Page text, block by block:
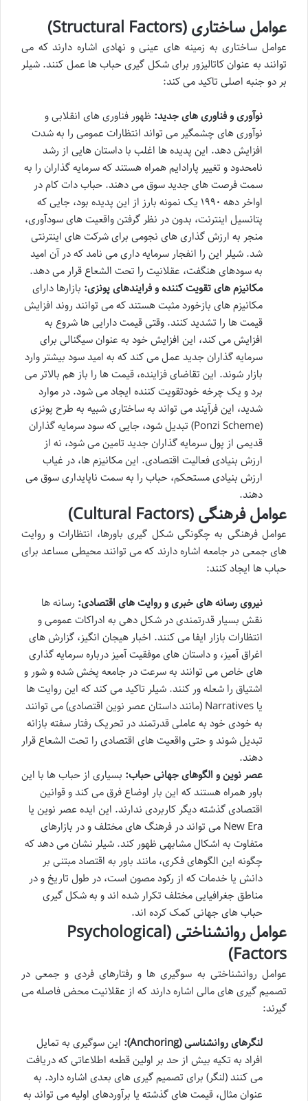
عوامل ساختاری (Structural Factors)
عوامل ساختاری به زمینه های عینی و نهادی اشاره دارند که می
توانند به عنوان کاتالیزور برای شکل گیری حباب ها عمل کنند. شیلر
بر دو جنبه اصلی تاکید می کند:
نوآوری و فناوری های جدید: ظهور فناوری های انقلابی و
نوآوری های چشمگیر می تواند انتظارات عمومی را به شدت
افزایش دهد. این پدیده ها اغلب با داستان هایی از رشد
نامحدود و تغییر پارادایم همراه هستند که سرمایه گذاران را به
سمت فرصت های جدید سوق می دهند. حباب دات کام در
اواخر دهه ۱۹۹۰ یک نمونه بارز از این پدیده بود، جایی که
پتانسیل اینترنت، بدون در نظر گرفتن واقعیت های سودآوری،
منجر به ارزش گذاری های نجومی برای شرکت های اینترنتی
شد. شیلر این را انفجار سرمایه داری می نامد که در آن امید
به سودهای هنگفت، عقلانیت را تحت الشعاع قرار می دهد.
مکانیزم های تقویت کننده و فرایندهای پونزی: بازارها دارای
مکانیزم های بازخورد مثبت هستند که می توانند روند افزایش
قیمت ها را تشدید کنند. وقتی قیمت دارایی ها شروع به
افزایش می کند، این افزایش خود به عنوان سیگنالی برای
سرمایه گذاران جدید عمل می کند که به امید سود بیشتر وارد
بازار شوند. این تقاضای فزاینده، قیمت ها را باز هم بالاتر می
برد و یک چرخه خودتقویت کننده ایجاد می شود. در موارد
شدید، این فرآیند می تواند به ساختاری شبیه به طرح پونزی
(Ponzi Scheme) تبدیل شود، جایی که سود سرمایه گذاران
قدیمی از پول سرمایه گذاران جدید تامین می شود، نه از
ارزش بنیادی فعالیت اقتصادی. این مکانیزم ها، در غیاب
ارزش بنیادی مستحکم، حباب را به سمت ناپایداری سوق می
دهند.
عوامل فرهنگی (Cultural Factors)
عوامل فرهنگی به چگونگی شکل گیری باورها، انتظارات و روایت
های جمعی در جامعه اشاره دارند که می توانند محیطی مساعد برای
حباب ها ایجاد کنند:
نیروی رسانه های خبری و روایت های اقتصادی: رسانه ها
نقش بسیار قدرتمندی در شکل دهی به ادراکات عمومی و
انتظارات بازار ایفا می کنند. اخبار هیجان انگیز، گزارش های
اغراق آمیز، و داستان های موفقیت آمیز درباره سرمایه گذاری
های خاص می توانند به سرعت در جامعه پخش شده و شور و
اشتیاق را شعله ور کنند. شیلر تاکید می کند که این روایت ها
یا Narratives (مانند داستان عصر نوین اقتصادی) می توانند
به خودی خود به عاملی قدرتمند در تحریک رفتار سفته بازانه
تبدیل شوند و حتی واقعیت های اقتصادی را تحت الشعاع قرار
دهند.
عصر نوین و الگوهای جهانی حباب: بسیاری از حباب ها با این
باور همراه هستند که این بار اوضاع فرق می کند و قوانین
اقتصادی گذشته دیگر کاربردی ندارند. این ایده عصر نوین یا
New Era می تواند در فرهنگ های مختلف و در بازارهای
متفاوت به اشکال مشابهی ظهور کند. شیلر نشان می دهد که
چگونه این الگوهای فکری، مانند باور به اقتصاد مبتنی بر
دانش یا خدمات که از رکود مصون است، در طول تاریخ و در
مناطق جغرافیایی مختلف تکرار شده اند و به شکل گیری
حباب های جهانی کمک کرده اند.
عوامل روانشناختی (Psychological
Factors)
عوامل روانشناختی به سوگیری ها و رفتارهای فردی و جمعی در
تصمیم گیری های مالی اشاره دارند که از عقلانیت محض فاصله می
گیرند:
لنگرهای روانشناسی (Anchoring):
این سوگیری به تمایل
افراد به تکیه بیش از حد بر اولین قطعه اطلاعاتی که دریافت
می کنند (لنگر) برای تصمیم گیری های بعدی اشاره دارد. به
عنوان مثال، قیمت های گذشته یا برآوردهای اولیه می تواند به